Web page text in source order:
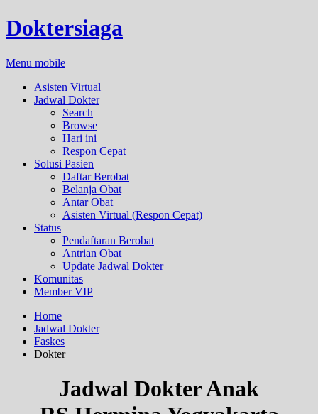
Doktersiaga
Menu mobile
Asisten Virtual
Jadwal Dokter
Search
Browse
Hari ini
Respon Cepat
Solusi Pasien
Daftar Berobat
Belanja Obat
Antar Obat
Asisten Virtual (Respon Cepat)
Status
Pendaftaran Berobat
Antrian Obat
Update Jadwal Dokter
Komunitas
Member VIP
Home
Jadwal Dokter
Faskes
Dokter
Jadwal Dokter Anak